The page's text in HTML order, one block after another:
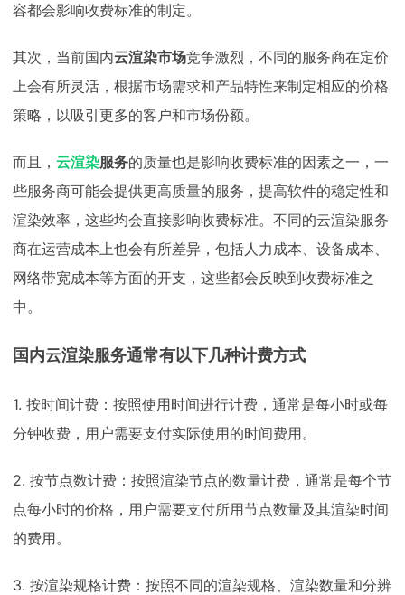
容都会影响收费标准的制定。
其次，当前国内云渲染市场竞争激烈，不同的服务商在定价
上会有所灵活，根据市场需求和产品特性来制定相应的价格
策略，以吸引更多的客户和市场份额。
而且， 云渲染服务的质量也是影响收费标准的因素之一，一
些服务商可能会提供更高质量的服务，提高软件的稳定性和
渲染效率，这些均会直接影响收费标准。不同的云渲染服务
商在运营成本上也会有所差异，包括人力成本、设备成本、
网络带宽成本等方面的开支，这些都会反映到收费标准之
中。
国内云渲染服务通常有以下几种计费方式
1. 按时间计费：按照使用时间进行计费，通常是每小时或每
分钟收费，用户需要支付实际使用的时间费用。
2. 按节点数计费：按照渲染节点的数量计费，通常是每个节
点每小时的价格，用户需要支付所用节点数量及其渲染时间
的费用。
3. 按渲染规格计费：按照不同的渲染规格、渲染数量和分辨